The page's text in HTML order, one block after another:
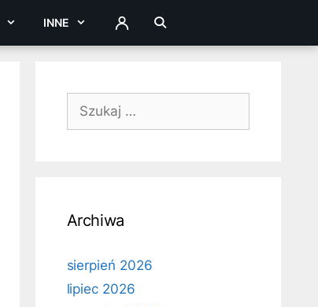
INNE ZALOGUJ
Szukaj:
Archiwa
sierpień 2026
lipiec 2026